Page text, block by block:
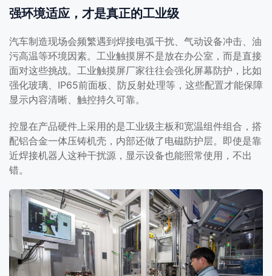
强环境适应，才是真正的工业级
汽车制造现场会频繁遇到焊接电弧干扰、气动设备冲击、油
污高温等环境因素。工业触摸屏不是放在办公室，而是直接
面对这些挑战。工业触摸屏厂家往往会强化屏幕防护，比如
强化玻璃、IP65前面板、防反射处理等，这些配置才能保障
显示内容清晰、触控持久可靠。
控显在产品硬件上采用的是工业级主板和宽温组件组合，搭
配铝合金一体压铸机壳，内部还做了电磁防护层。即使是靠
近焊接机器人这种干扰源，显示设备也能照常使用，不出
错。